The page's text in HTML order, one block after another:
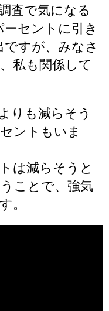
査で気になる
セントに引き
ですが、みなさ
私も関係して
りも減らそう
ントもいま
は減らそうと
ことで、強気
。